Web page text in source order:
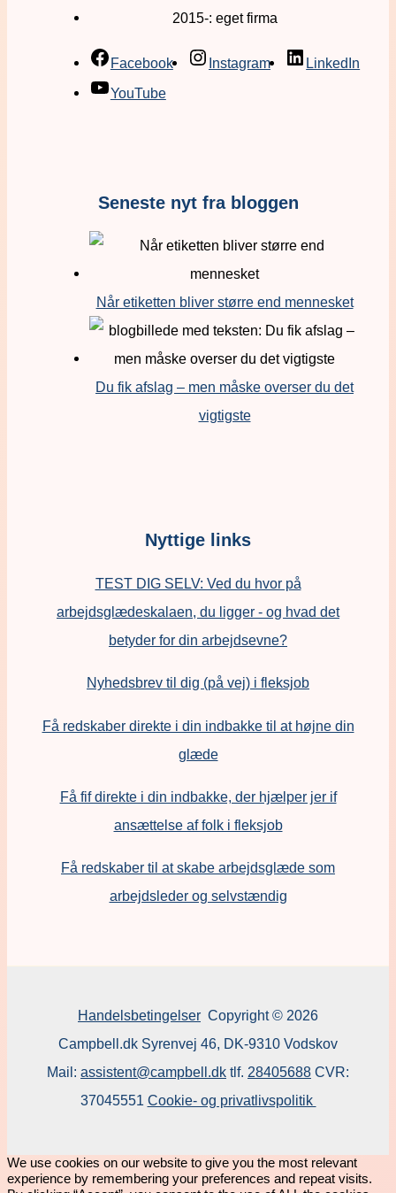
2015-: eget firma
Facebook Instagram
LinkedIn
YouTube
Seneste nyt fra bloggen
Når etiketten bliver større end mennesket
Du fik afslag – men måske overser du det
vigtigste
Nyttige links
TEST DIG SELV: Ved du hvor på
arbejdsglædeskalaen, du ligger - og hvad det
betyder for din arbejdsevne?
Nyhedsbrev til dig (på vej) i fleksjob
Få redskaber direkte i din indbakke til at højne din
glæde
Få fif direkte i din indbakke, der hjælper jer if
ansættelse af folk i fleksjob
Få redskaber til at skabe arbejdsglæde som
arbejdsleder og selvstændig
Handelsbetingelser Copyright © 2026
Campbell.dk Syrenvej 46, DK-9310 Vodskov
Mail: assistent@campbell.dk tlf. 28405688 CVR:
37045551 Cookie- og privatlivspolitik
We use cookies on our website to give you the most relevant
experience by remembering your preferences and repeat visits.